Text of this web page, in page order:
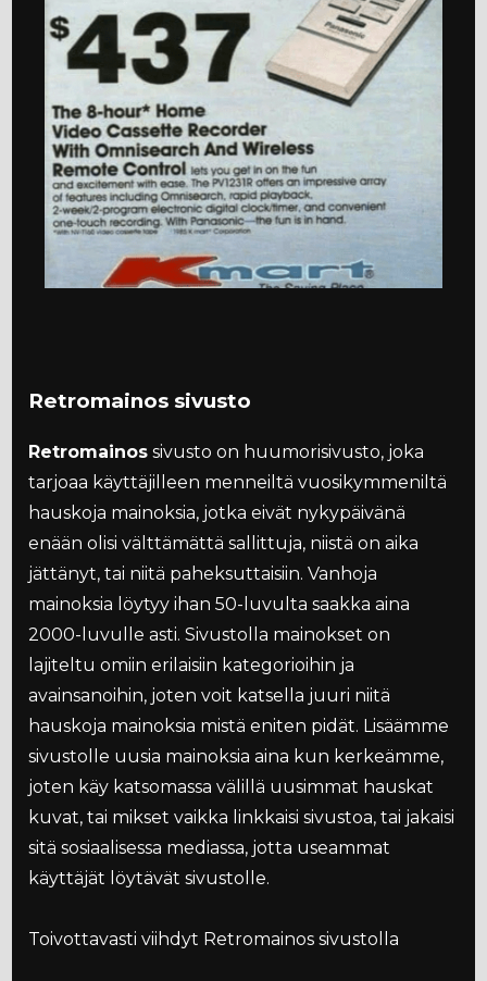
Retromainos sivusto
Retromainos sivusto on huumorisivusto, joka
tarjoaa käyttäjilleen menneiltä vuosikymmeniltä
hauskoja mainoksia, jotka eivät nykypäivänä
enään olisi välttämättä sallittuja, niistä on aika
jättänyt, tai niitä paheksuttaisiin. Vanhoja
mainoksia löytyy ihan 50-luvulta saakka aina
2000-luvulle asti. Sivustolla mainokset on
lajiteltu omiin erilaisiin kategorioihin ja
avainsanoihin, joten voit katsella juuri niitä
hauskoja mainoksia mistä eniten pidät. Lisäämme
sivustolle uusia mainoksia aina kun kerkeämme,
joten käy katsomassa välillä uusimmat hauskat
kuvat, tai mikset vaikka linkkaisi sivustoa, tai jakaisi
sitä sosiaalisessa mediassa, jotta useammat
käyttäjät löytävät sivustolle.
Toivottavasti viihdyt Retromainos sivustolla